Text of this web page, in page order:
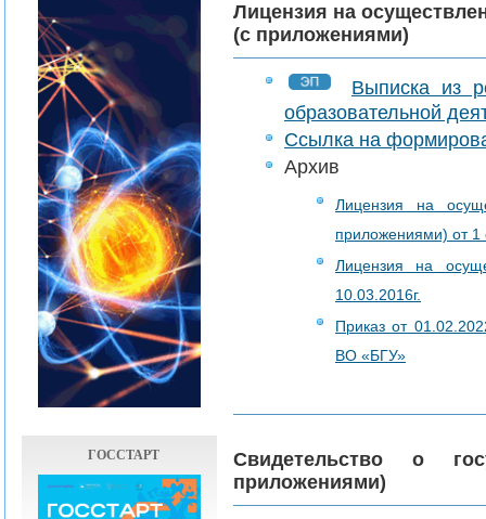
ГОССТАРТ
Лицензия на
(с приложениями)
Выписка из
образовательной
Ссылка на
Архив
Лицензия на
приложениями) от 1
Лицензия на
10.03.2016г.
Приказ от
ВО «БГУ»
Свидетельство о
приложениями)